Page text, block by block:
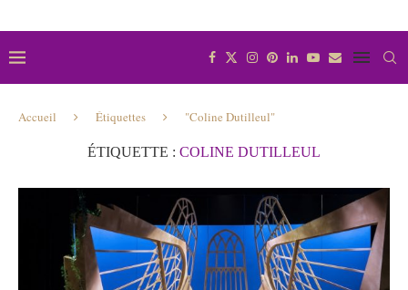
Accueil Étiquettes "Coline Dutilleul"
ÉTIQUETTE : COLINE DUTILLEUL